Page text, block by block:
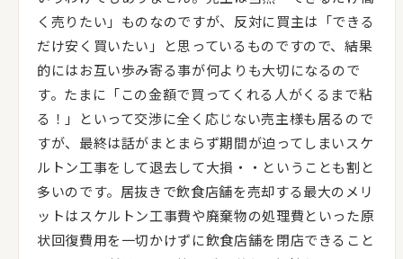
く売りたい」ものなのですが、反対に買主は「できる
だけ安く買いたい」と思っているものですので、結果
的にはお互い歩み寄る事が何よりも大切になるので
す。たまに「この金額で買ってくれる人がくるまで粘
る！」といって交渉に全く応じない売主様も居るので
すが、最終は話がまとまらず期間が迫ってしまいスケ
ルトン工事をして退去して大損・・ということも割と
多いのです。居抜きで飲食店舗を売却する最大のメリ
ットはスケルトン工事費や廃棄物の処理費といった原
状回復費用を一切かけずに飲食店舗を閉店できること